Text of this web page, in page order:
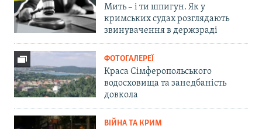
Мить – і ти шпигун. Як у
кримських судах розглядають
звинувачення в держзраді
ФОТОГАЛЕРЕЇ
Краса Сімферопольського
водосховища та занедбаність
довкола
ВІЙНА ТА КРИМ